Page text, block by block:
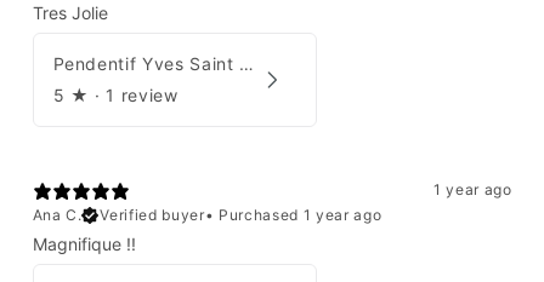
Tres Jolie
Pendentif Yves Saint Laurent
5 ★ · 1 review
1 year ago
Ana C.
Verified buyer• Purchased 1 year ago
Magnifique !!